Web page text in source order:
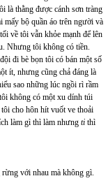
là thằng được cánh sơn tràng
mấy bộ quần áo trên người và
về tôi vẫn khỏe mạnh để lên
Nhưng tôi không có tiền.
đi bè bọn tôi có bán một số
ít, nhưng cũng chả đáng là
sao những lúc ngồi rì rầm
không có một xu dính túi
cho hôn hít vuốt ve thoải
làm gì thì làm nhưng ti thì
với nhau mà không gì.